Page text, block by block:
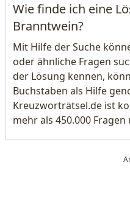
Wie finde ich eine
Branntwein?
Mit Hilfe der Suche
oder ähnliche Fragen
der Lösung kennen,
Buchstaben als Hilfe
Kreuzworträtsel.de ist
mehr als 450.000